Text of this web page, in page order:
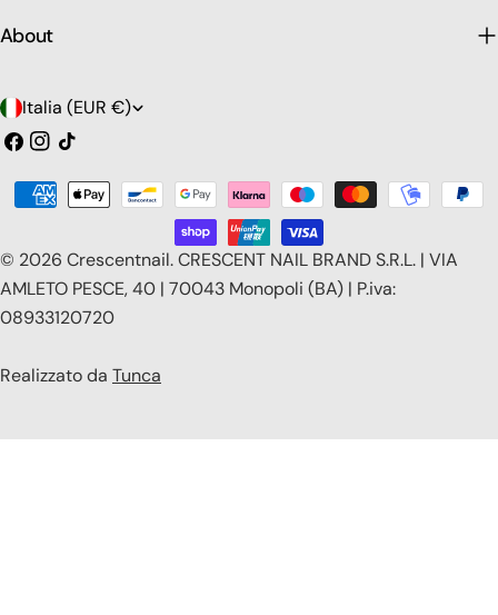
About
P
a
e
/
r
e
Italia (EUR €)
Facebook
Instagram
Tic
© 2026 Crescentnail.CRESCENT NAIL BRAND S.R.L. | VIA
AMLETO PESCE, 40 | 70043 Monopoli (BA) | P.iva:
08933120720
Realizzato da Tunca
Modalità
pagamento